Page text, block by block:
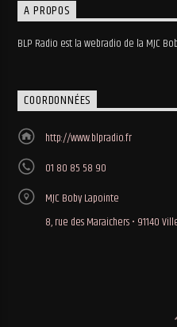
A PROPOS
BLP Radio est la webradio de la MJC
COORDONNÉES
http://www.blpradio.fr
01 80 85 58 90
MJC Boby Lapointe
8, rue des Maraichers • 91140